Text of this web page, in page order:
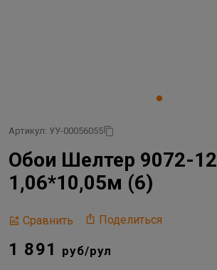
Артикул: УУ-00056055
Обои Шелтер 9072-12
1,06*10,05м (6)
Сравнить Поделиться
1 891 руб/рул